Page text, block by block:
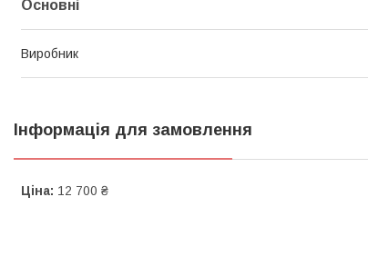
Основні
Виробник
Інформація для замовлення
Ціна: 12 700 ₴